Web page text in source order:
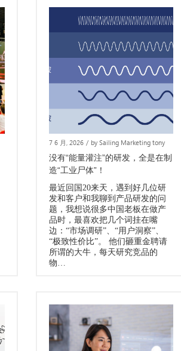
7 6 月, 2026 / by Sailing Marketing tony
没有“能量灌注”的研发，全是在制
造“工业尸体”！
最近回国20来天，遇到好几位研
发和客户和我聊到产品研发的问
题，我想说很多中国老板在做产
品时，最喜欢把几个词挂在嘴
边：“市场调研”、“用户洞察”、
“极致性价比”。 他们砸重金聘请
所谓的大牛，每天研究竞品的
物…